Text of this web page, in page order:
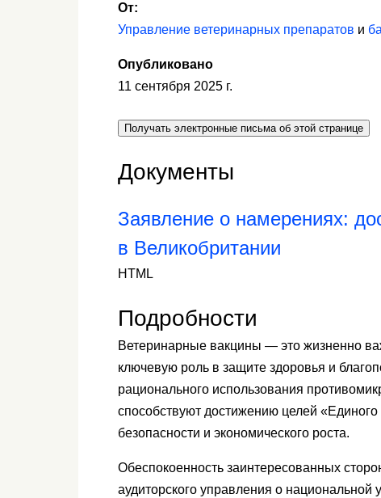
От:
Управление ветеринарных препаратов и
Опубликовано
11 сентября 2025 г.
Получать электронные письма об этой странице
Документы
Заявление о намерениях:
в Великобритании
HTML
Подробности
Ветеринарные вакцины — это жизненно
ключевую роль в защите здоровья и
рационального использования
способствуют достижению целей
безопасности и экономического роста.
Обеспокоенность заинтересованных
аудиторского управления о